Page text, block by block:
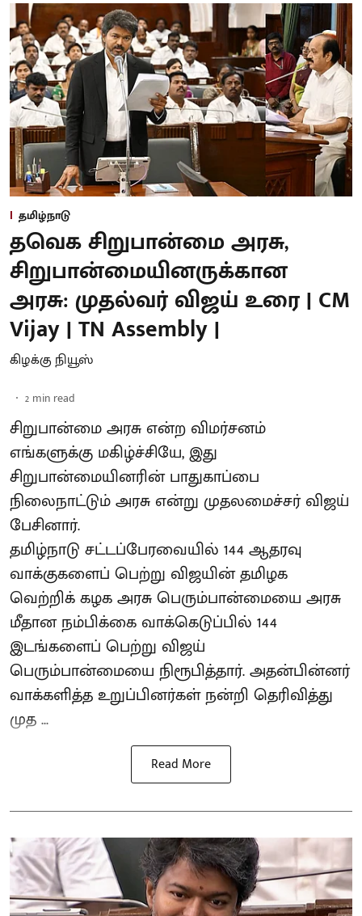
தமிழ்நாடு
தவெக சிறுபான்மை அரசு,
சிறுபான்மையினருக்கான
அரசு: முதல்வர் விஜய் உரை | CM
Vijay | TN Assembly |
கிழக்கு நியூஸ்
2 min read
சிறுபான்மை அரசு என்ற விமர்சனம்
எங்களுக்கு மகிழ்ச்சியே, இது
சிறுபான்மையினரின் பாதுகாப்பை
நிலைநாட்டும் அரசு என்று முதலமைச்சர் விஜய்
பேசினார்.
தமிழ்நாடு சட்டப்பேரவையில் 144 ஆதரவு
வாக்குகளைப் பெற்று விஜயின் தமிழக
வெற்றிக் கழக அரசு பெரும்பான்மையை அரசு
மீதான நம்பிக்கை வாக்கெடுப்பில் 144
இடங்களைப் பெற்று விஜய்
பெரும்பான்மையை நிரூபித்தார். அதன்பின்னர்
வாக்களித்த உறுப்பினர்கள் நன்றி தெரிவித்து
முத ...
Read More